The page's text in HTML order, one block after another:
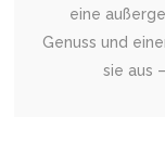
eine
Genuss und
sie aus